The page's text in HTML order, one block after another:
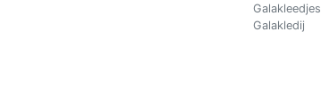
Galakledij